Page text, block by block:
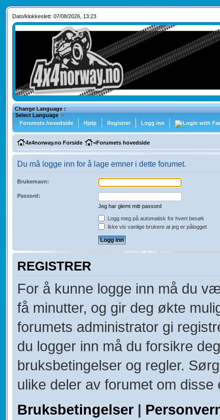
Dato/klokkeslett: 07/08/2026, 13:23
Change Language :
Select Language ▼
Forumets hovedside
Hjelp Registrer Logg inn
4x4norway.no Forside <Forumets hovedside
Du må logge inn for å lage emner i dette forumet.
Brukernavn:
Passord:
Jeg har glemt mitt passord
Logg meg på automatisk for hvert besøk
Ikke vis vanlige brukere at jeg er pålogget
REGISTRER
For å kunne logge inn må du
få minutter, og gir deg økte
forumets administrator gi
du logger inn må du forsikre
bruksbetingelser og regler.
ulike deler av forumet om
Bruksbetingelser|